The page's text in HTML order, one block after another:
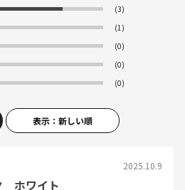
(3)
(1)
(0)
(0)
(0)
表示：新しい順
2025.10.9
ホワイト